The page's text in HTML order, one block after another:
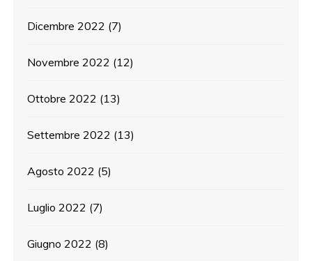
Dicembre 2022 (7)
Novembre 2022 (12)
Ottobre 2022 (13)
Settembre 2022 (13)
Agosto 2022 (5)
Luglio 2022 (7)
Giugno 2022 (8)